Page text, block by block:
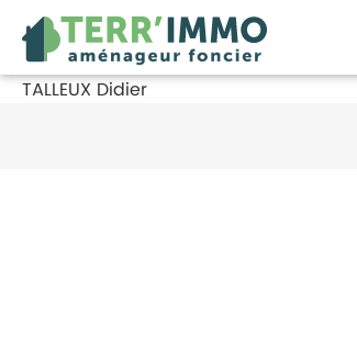
TALLEUX Didier